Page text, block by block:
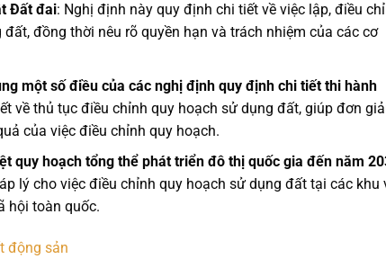
Đất đai: Nghị định này quy định chi tiết về việc lập, điều
đồng thời nêu rõ quyền hạn và trách nhiệm của các cơ
một số điều của các nghị định quy định chi tiết thi hành
về thủ tục điều chỉnh quy hoạch sử dụng đất, giúp đơn
của việc điều chỉnh quy hoạch.
quy hoạch tổng thể phát triển đô thị quốc gia đến năm
lý cho việc điều chỉnh quy hoạch sử dụng đất tại các khu
hội toàn quốc.
động sản